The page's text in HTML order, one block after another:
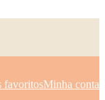
favoritosMinha conta